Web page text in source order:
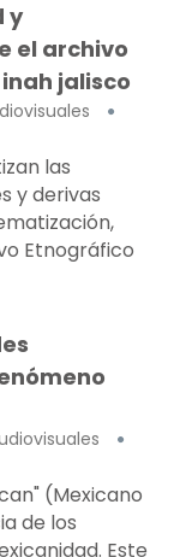
y
el archivo
jalisco
las
y derivas
Etnográfico
(Mexicano
de los
Este